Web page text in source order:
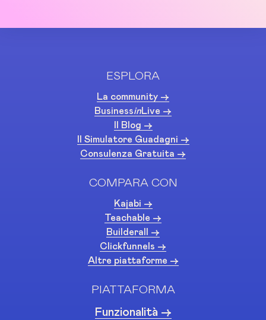
ESPLORA
La community ->
BusinessinLive ->
Il Blog ->
Il Simulatore Guadagni ->
Consulenza Gratuita ->
COMPARA CON
Kajabi ->
Teachable ->
Builderall ->
Clickfunnels ->
Altre piattaforme ->
PIATTAFORMA
Funzionalità ->